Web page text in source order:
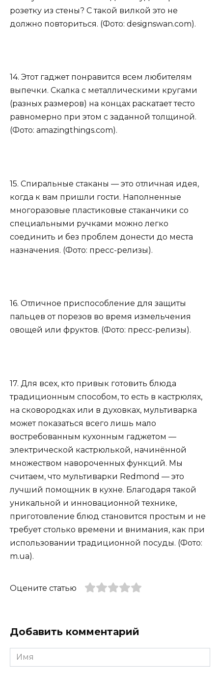
розетку из стены? С такой вилкой это не
должно повториться. (Фото: designswan.com).
14. Этот гаджет понравится всем любителям
выпечки. Скалка с металлическими кругами
(разных размеров) на концах раскатает тесто
равномерно при этом с заданной толщиной.
(Фото: amazingthings.com).
15. Спиральные стаканы — это отличная идея,
когда к вам пришли гости. Наполненные
многоразовые пластиковые стаканчики со
специальными ручками можно легко
соединить и без проблем донести до места
назначения. (Фото: пресс-релизы).
16. Отличное приспособление для защиты
пальцев от порезов во время измельчения
овощей или фруктов. (Фото: пресс-релизы).
17. Для всех, кто привык готовить блюда
традиционным способом, то есть в кастрюлях,
на сковородках или в духовках, мультиварка
может показаться всего лишь мало
востребованным кухонным гаджетом —
электрической кастрюлькой, начинённой
множеством навороченных функций. Мы
считаем, что мультиварки Redmond — это
лучший помощник в кухне. Благодаря такой
уникальной и инновационной технике,
приготовление блюд становится простым и не
требует столько времени и внимания, как при
использовании традиционной посуды. (Фото:
m.ua).
Оцените статью
Добавить комментарий
Имя
*